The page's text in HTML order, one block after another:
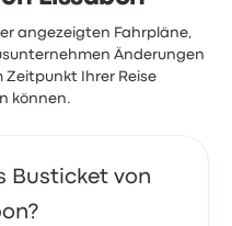
angezeigten Fahrpläne,
Änderungen
Zeitpunkt Ihrer Reise
können.
Busticket von